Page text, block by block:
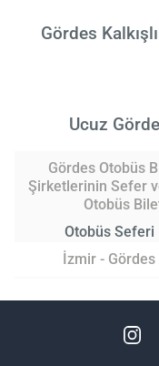
Gördes
Ucuz
Gördes Otobüs
Şirketlerinin Sefer
Otobüs
Otobüs Seferi
İzmir - Gördes